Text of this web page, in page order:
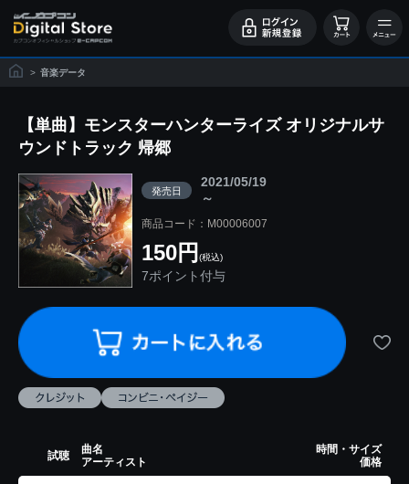
> 音楽データ
【単曲】モンスターハンターライズ オリジナルサ
ウンドトラック 帰郷
発売日
2021/05/19
～
商品コード：M00006007
150円 (税込)
7ポイント付与
試聴
曲名
アーティスト
時間・サイズ
価格